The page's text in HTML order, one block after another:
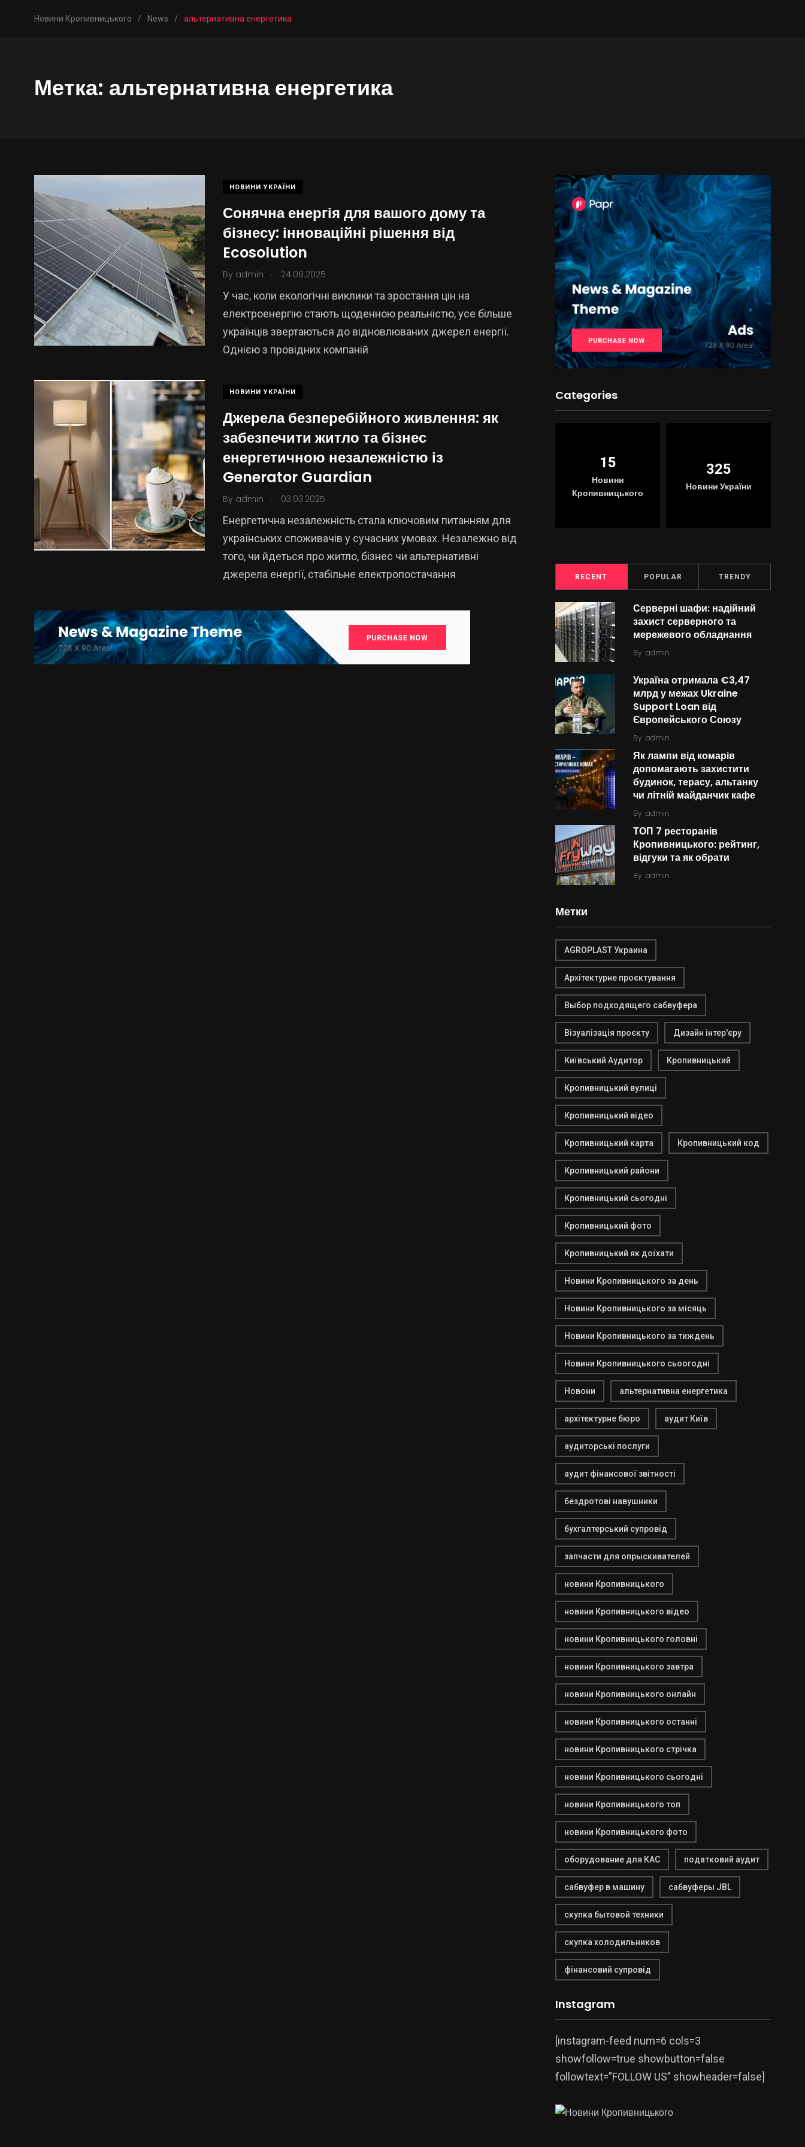
Новини Кропивницького / News / альтернативна енергетика
Метка: альтернативна енергетика
НОВИНИ УКРАЇНИ
Сонячна енергія для вашого дому та
бізнесу: інноваційні рішення від
Ecosolution
By admin . 24.08.2025
У час, коли екологічні виклики та зростання цін на
електроенергію стають щоденною реальністю, усе більше
українців звертаються до відновлюваних джерел енергії.
Однією з провідних компаній
НОВИНИ УКРАЇНИ
Джерела безперебійного живлення: як
забезпечити житло та бізнес
енергетичною незалежністю із
Generator Guardian
By admin . 03.03.2025
Енергетична незалежність стала ключовим питанням для
українських споживачів у сучасних умовах. Незалежно від
того, чи йдеться про житло, бізнес чи альтернативні
джерела енергії, стабільне електропостачання
Categories
15
Новини
Кропивницького
325
Новини України
15
Новини
15
Новини
Кропивницького
325
Новини України
RECENT POPULAR TRENDY
Серверні шафи: надійний
захист серверного та
мережевого обладнання
By admin
Україна отримала €3,47
млрд у межах Ukraine
Support Loan від
Європейського Союзу
By admin
Як лампи від комарів
допомагають захистити
будинок, терасу, альтанку
чи літній майданчик кафе
By admin
ТОП 7 ресторанів
Кропивницького: рейтинг,
відгуки та як обрати
By admin
Метки
AGROPLAST Украина
Архітектурне проєктування
Выбор подходящего сабвуфера
Візуалізація проєкту Дизайн інтер'єру
Київський Аудитор Кропивницький
Кропивницький вулиці
Кропивницький відео
Кропивницький карта Кропивницький код
Кропивницький райони
Кропивницький сьогодні
Кропивницький фото
Кропивницький як доїхати
Новини Кропивницького за день
Новини Кропивницького за місяць
Новини Кропивницького за тиждень
Новини Кропивницького сьоогодні
Новони альтернативна енергетика
архітектурне бюро аудит Київ
аудиторські послуги
аудит фінансової звітності
бездротові навушники
бухгалтерський супровід
запчасти для опрыскивателей
новини Кропивницького
новини Кропивницького відео
новини Кропивницького головні
новини Кропивницького завтра
новини Кропивницького онлайн
новини Кропивницького останні
новини Кропивницького стрічка
новини Кропивницького сьогодні
новини Кропивницького топ
новини Кропивницького фото
оборудование для КАС податковий аудит
сабвуфер в машину сабвуферы JBL
скупка бытовой техники
скупка холодильников
фінансовий супровід
Instagram
[instagram-feed num=6 cols=3
showfollow=true showbutton=false
followtext=”FOLLOW US” showheader=false]